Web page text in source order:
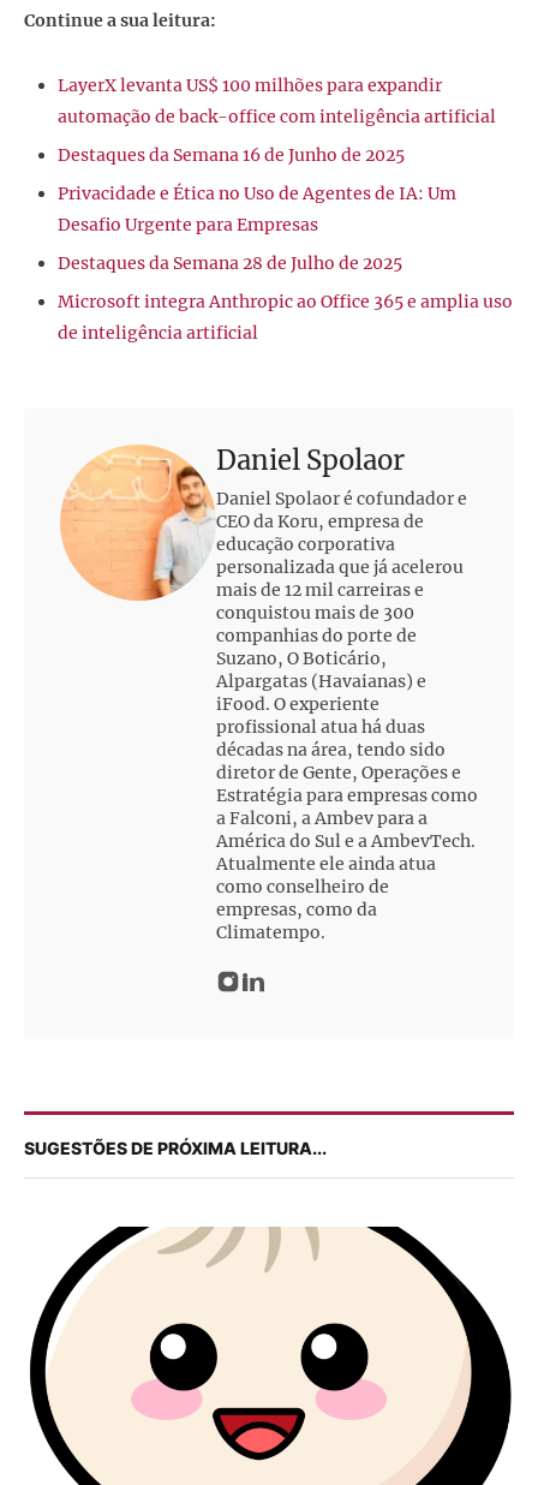
Continue a sua leitura:
LayerX levanta US$ 100 milhões para expandir
automação de back-office com inteligência artificial
Destaques da Semana 16 de Junho de 2025
Privacidade e Ética no Uso de Agentes de IA: Um
Desafio Urgente para Empresas
Destaques da Semana 28 de Julho de 2025
Microsoft integra Anthropic ao Office 365 e amplia uso
de inteligência artificial
Daniel Spolaor
Daniel Spolaor é cofundador e
CEO da Koru, empresa de
educação corporativa
personalizada que já acelerou
mais de 12 mil carreiras e
conquistou mais de 300
companhias do porte de
Suzano, O Boticário,
Alpargatas (Havaianas) e
iFood. O experiente
profissional atua há duas
décadas na área, tendo sido
diretor de Gente, Operações e
Estratégia para empresas como
a Falconi, a Ambev para a
América do Sul e a AmbevTech.
Atualmente ele ainda atua
como conselheiro de
empresas, como da
Climatempo.
SUGESTÕES DE PRÓXIMA LEITURA...